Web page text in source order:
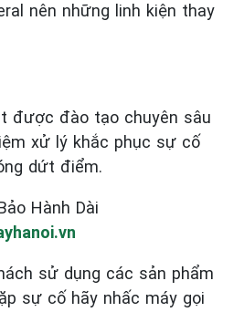
nên những linh kiện thay
được đào tạo chuyên sâu
xử lý khắc phục sự cố
dứt điểm.
Hành Dài
sử dụng các sản phẩm
sự cố hãy nhấc máy gọi